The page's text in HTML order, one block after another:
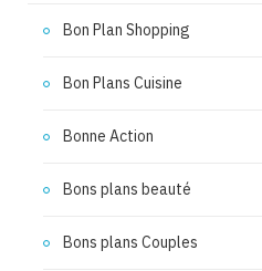
Bon Plan Shopping
Bon Plans Cuisine
Bonne Action
Bons plans beauté
Bons plans Couples